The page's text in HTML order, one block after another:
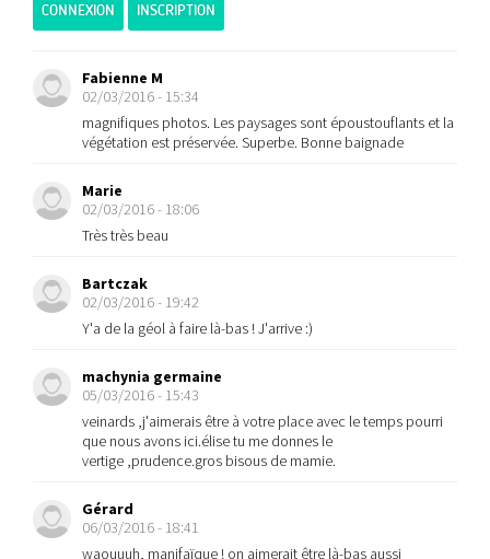
CONNEXION INSCRIPTION
Fabienne M
02/03/2016 - 15:34
magnifiques photos. Les paysages sont époustouflants et la
végétation est préservée. Superbe. Bonne baignade
Marie
02/03/2016 - 18:06
Très très beau
Bartczak
02/03/2016 - 19:42
Y'a de la géol à faire là-bas ! J'arrive :)
machynia germaine
05/03/2016 - 15:43
veinards ,j'aimerais être à votre place avec le temps pourri
que nous avons ici.élise tu me donnes le
vertige ,prudence.gros bisous de mamie.
Gérard
06/03/2016 - 18:41
waouuuh, manifaïque ! on aimerait être là-bas aussi